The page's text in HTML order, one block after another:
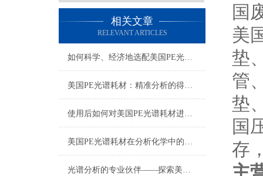
相关文章
RELEVANT ARTICLES
如何科学、经济地选配美国PE光谱耗材？
美国PE光谱耗材：精准分析的得力助手
使用后如何对美国PE光谱耗材进行正确的清洁和保养？
美国PE光谱耗材在分析化学中的多样化应用与技术进展
光谱分析的专业伙伴——探索美国PE光谱耗材的世界
国
美
垫
管
垫
国
存